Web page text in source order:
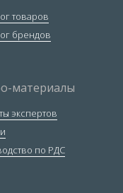
товаров
брендов
материалы
экспертов
по РДС